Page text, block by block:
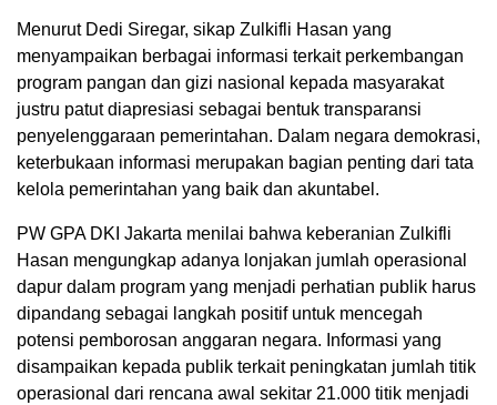
Menurut Dedi Siregar, sikap Zulkifli Hasan yang
menyampaikan berbagai informasi terkait perkembangan
program pangan dan gizi nasional kepada masyarakat
justru patut diapresiasi sebagai bentuk transparansi
penyelenggaraan pemerintahan. Dalam negara demokrasi,
keterbukaan informasi merupakan bagian penting dari tata
kelola pemerintahan yang baik dan akuntabel.
PW GPA DKI Jakarta menilai bahwa keberanian Zulkifli
Hasan mengungkap adanya lonjakan jumlah operasional
dapur dalam program yang menjadi perhatian publik harus
dipandang sebagai langkah positif untuk mencegah
potensi pemborosan anggaran negara. Informasi yang
disampaikan kepada publik terkait peningkatan jumlah titik
operasional dari rencana awal sekitar 21.000 titik menjadi